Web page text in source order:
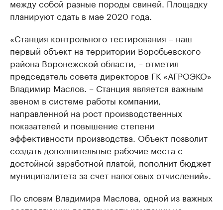
между собой разные породы свиней. Площадку
планируют сдать в мае 2020 года.
«Станция контрольного тестирования – наш
первый объект на территории Воробьевского
района Воронежской области, – отметил
председатель совета директоров ГК «АГРОЭКО»
Владимир Маслов. – Станция является важным
звеном в системе работы компании,
направленной на рост производственных
показателей и повышение степени
эффективности производства. Объект позволит
создать дополнительные рабочие места с
достойной заработной платой, пополнит бюджет
муниципалитета за счет налоговых отчислений».
По словам Владимира Маслова, одной из важных